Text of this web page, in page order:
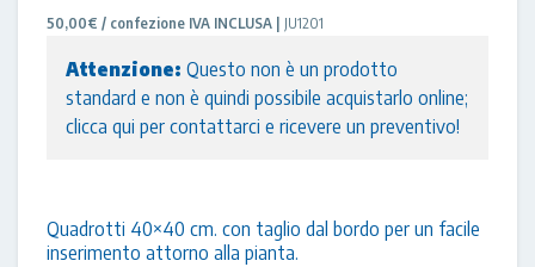
50,00€ / confezione IVA INCLUSA | JU1201
Attenzione: Questo non è un prodotto
standard e non è quindi possibile acquistarlo online;
clicca qui per contattarci e ricevere un preventivo!
Quadrotti 40×40 cm. con taglio dal bordo per un facile
inserimento attorno alla pianta.